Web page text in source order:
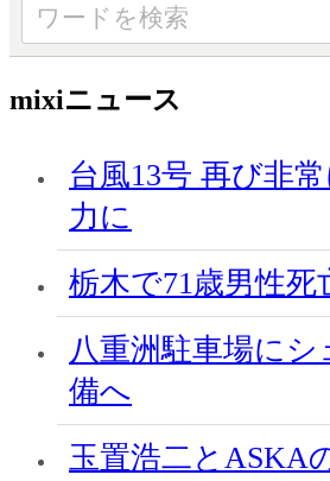
mixiニュース
台風13号 再び非
力に
栃木で71歳男性死
八重洲駐車場にシ
備へ
玉置浩二とASKA